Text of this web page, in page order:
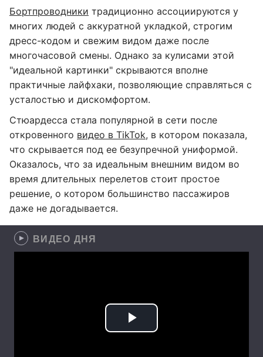
Бортпроводники традиционно ассоциируются у
многих людей с аккуратной укладкой, строгим
дресс-кодом и свежим видом даже после
многочасовой смены. Однако за кулисами этой
"идеальной картинки" скрываются вполне
практичные лайфхаки, позволяющие справляться с
усталостью и дискомфортом.
Стюардесса стала популярной в сети после
откровенного видео в TikTok, в котором показала,
что скрывается под ее безупречной униформой.
Оказалось, что за идеальным внешним видом во
время длительных перелетов стоит простое
решение, о котором большинство пассажиров
даже не догадывается.
ВИДЕО ДНЯ